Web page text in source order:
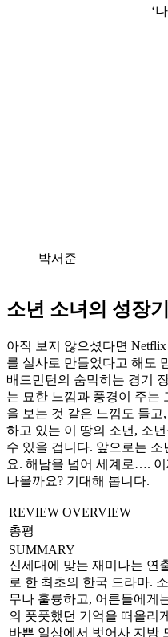
‘
박서준
소년 소녀의 성장
아직 보지 않으셨다면
를 실사로 만들었다고 해도
배드민턴의 숨막히는 경기
는 묘한 느낌과 풍경이 주는
을 보는 것 같은 느낌도 들
하고 있는 이 땅의 소년, 소
수 있을 겁니다. 앞으로는 소
요. 해남을 넘어 세계로….
나올까요? 기대해 봅니다.
REVIEW OVERVIEW
총평
SUMMARY
신세대에 맞는 재미나는 연
로 한 최초의 한국 드라마.
무나 훌륭하고, 어른들에게
의 풋풋했던 기억을 떠올리
바쁜 일상에서 벗어사 지방